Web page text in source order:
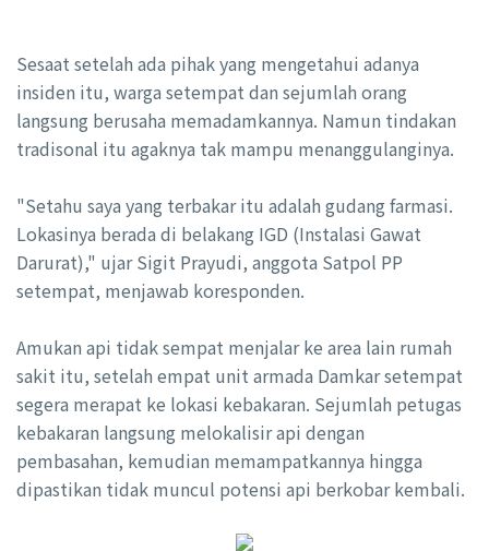
Sesaat setelah ada pihak yang mengetahui adanya
insiden itu, warga setempat dan sejumlah orang
langsung berusaha memadamkannya. Namun tindakan
tradisonal itu agaknya tak mampu menanggulanginya.
"Setahu saya yang terbakar itu adalah gudang farmasi.
Lokasinya berada di belakang IGD (Instalasi Gawat
Darurat)," ujar Sigit Prayudi, anggota Satpol PP
setempat, menjawab koresponden.
Amukan api tidak sempat menjalar ke area lain rumah
sakit itu, setelah empat unit armada Damkar setempat
segera merapat ke lokasi kebakaran. Sejumlah petugas
kebakaran langsung melokalisir api dengan
pembasahan, kemudian memampatkannya hingga
dipastikan tidak muncul potensi api berkobar kembali.